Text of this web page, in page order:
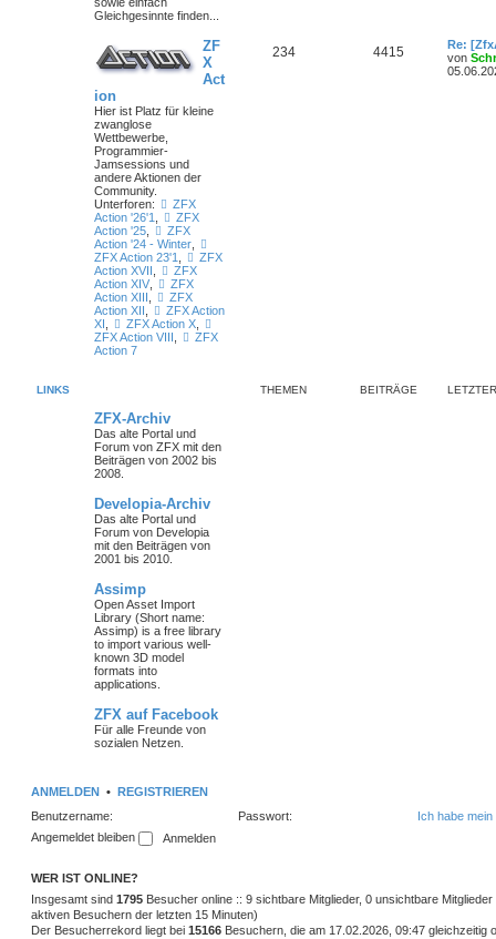
Gleichgesinnte finden...
ZF
X
Act
ion
Hier ist Platz für kleine
zwanglose
Wettbewerbe,
Programmier-
Jamsessions und
andere Aktionen der
Community.
Unterforen:
ZFX
Action '26'1
ZFX
Action '25
ZFX
Action '24 - Winter
ZFX Action 23'1
ZFX
Action XVII
ZFX
Action XIV
ZFX
Action XIII
ZFX
Action XII
ZFX Action
XI
ZFX Action X,
ZFX Action VIII
ZFX
Action 7
234 4415
Re:
von
LINKS THEMEN BEITRÄGE
ZFX-Archiv
Das alte Portal und
Forum von ZFX mit den
Beiträgen von 2002 bis
2008.
Developia-Archiv
Das alte Portal und
Forum von Developia
mit den Beiträgen von
2001 bis 2010.
Assimp
Open Asset Import
Library (Short name:
Assimp) is a free library
to import various well-
known 3D model
formats into
applications.
ZFX auf Facebook
Für alle Freunde von
sozialen Netzen.
ANMELDEN • REGISTRIEREN
Benutzername:
Passwort:
Ich habe
Angemeldet bleiben
WER IST ONLINE?
Insgesamt sind 1795 Besucher online :: 9 sichtbare Mitglieder, 0 unsichtbare
aktiven Besuchern der letzten 15 Minuten)
Der Besucherrekord liegt bei 15166 Besuchern, die am 17.02.2026, 09:47 gleichzeitig